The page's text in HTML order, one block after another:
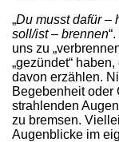
„Du musst dafür –
soll/ist – brennen
uns zu
„gezündet“
davon erzählen.
Begebenheit oder
strahlenden
zu bremsen.
Augenblicke im